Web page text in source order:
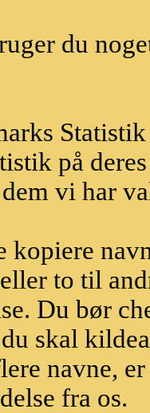
du
på
vi har
kopiere
to til
Du bør
skal
navne,
fra os.